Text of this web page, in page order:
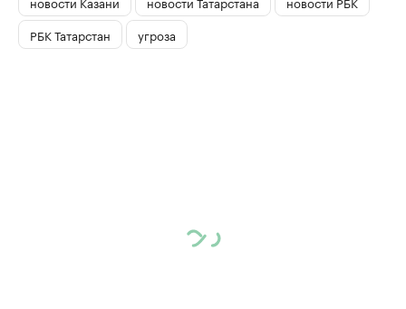
РБК Татарстан
угроза